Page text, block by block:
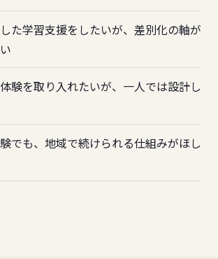
た学習支援をしたいが、差別化の軸が
験を取り入れたいが、一人では設計し
でも、地域で続けられる仕組みがほし